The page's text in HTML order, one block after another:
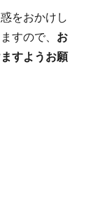
をおかけし
すので、 お
すようお願